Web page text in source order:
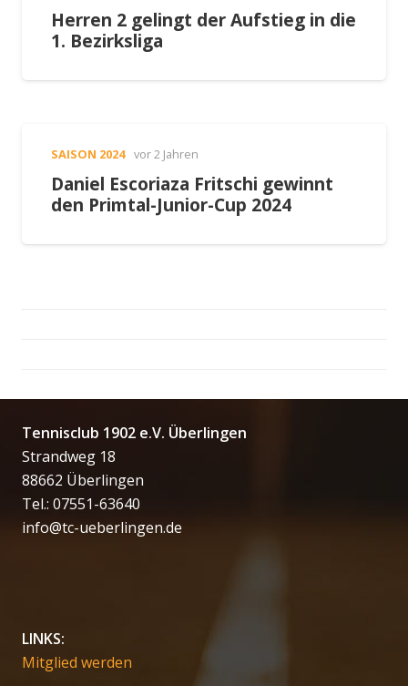
Herren 2 gelingt der Aufstieg in die
1. Bezirksliga
SAISON 2024 vor 2 Jahren
Daniel Escoriaza Fritschi gewinnt
den Primtal-Junior-Cup 2024
Tennisclub 1902 e.V. Überlingen
Strandweg 18
88662 Überlingen
Tel.: 07551-63640
info@tc-ueberlingen.de
LINKS:
Mitglied werden